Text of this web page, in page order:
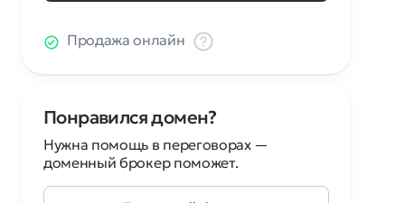
Продажа онлайн
Понравился домен?
Нужна помощь в переговорах —
доменный брокер поможет.